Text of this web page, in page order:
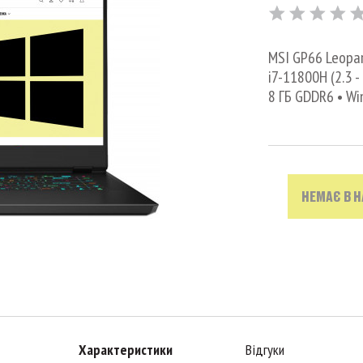
MSI GP66
i7-11800H (2.3 -
8 ГБ GDDR6 •
НЕМАЄ В
Характеристики Відгуки